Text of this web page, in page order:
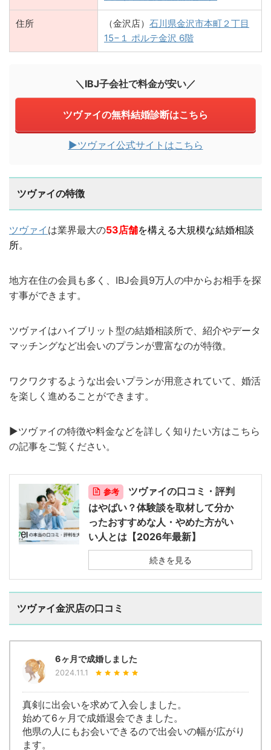
住所 （金沢店） 石川県金沢市本町２丁目
15−１ ポルテ金沢 6階
＼IBJ子会社で料金が安い／
ツヴァイの無料結婚診断はこちら
▶︎ツヴァイ公式サイトはこちら
ツヴァイの特徴
ツヴァイ は業界最大の53店舗を構える大規模な結婚相談
所。
地方在住の会員も多く、IBJ会員9万人の中からお相手を探
す事ができます。
ツヴァイはハイブリット型の結婚相談所で、紹介やデータ
マッチングなど出会いのプランが豊富なのが特徴。
ワクワクするような出会いプランが用意されていて、婚活
を楽しく進めることができます。
▶︎ツヴァイの特徴や料金などを詳しく知りたい方はこちら
の記事をご覧ください。
参考
ツヴァイの口コミ・評判
はやばい？体験談を取材して分か
ったおすすめな人・やめた方がい
い人とは【2026年最新】
続きを見る
ツヴァイ金沢店の口コミ
6ヶ月で成婚しました
2024.11.1
真剣に出会いを求めて入会しました。
始めて6ヶ月で成婚退会できました。
他県の人にもお会いできるので出会いの幅が広がり
ます。